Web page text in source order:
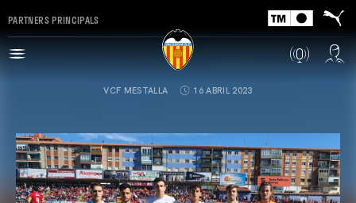
PARTNERS PRINCIPALS
VCF MESTALLA 16 ABRIL 2023